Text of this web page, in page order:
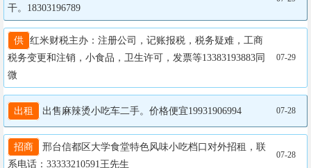
干。18303196789
供 红米财税主办：注册公司，记账报税，税务疑难，工商
税务变更和注销，小食品，卫生许可，发票等13383193883同
微
07-29
出租 出售麻辣烫小吃车二手。价格便宜19931906994 07-28
招商
邢台信都区大学食堂特色风味小吃档口对外招租，联
系电话：33333210591王先生
07-28